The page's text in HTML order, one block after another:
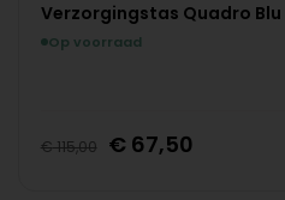
Verzorgingstas Quadro Blu
Op voorraad
€115,00 € 67,50